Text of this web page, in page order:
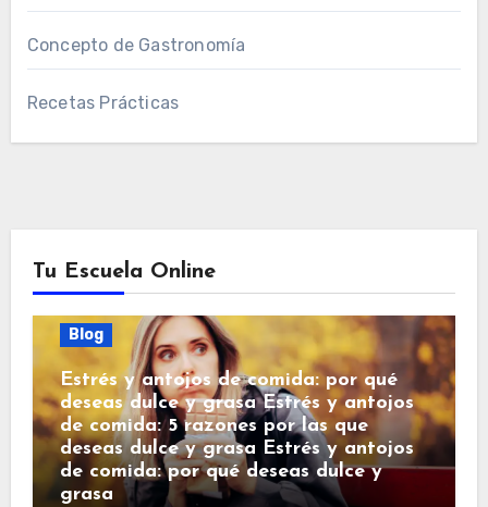
Concepto de Gastronomía
Recetas Prácticas
Tu Escuela Online
Blog
Estrés y antojos de comida: por qué
deseas dulce y grasa Estrés y antojos
de comida: 5 razones por las que
deseas dulce y grasa Estrés y antojos
de comida: por qué deseas dulce y
grasa